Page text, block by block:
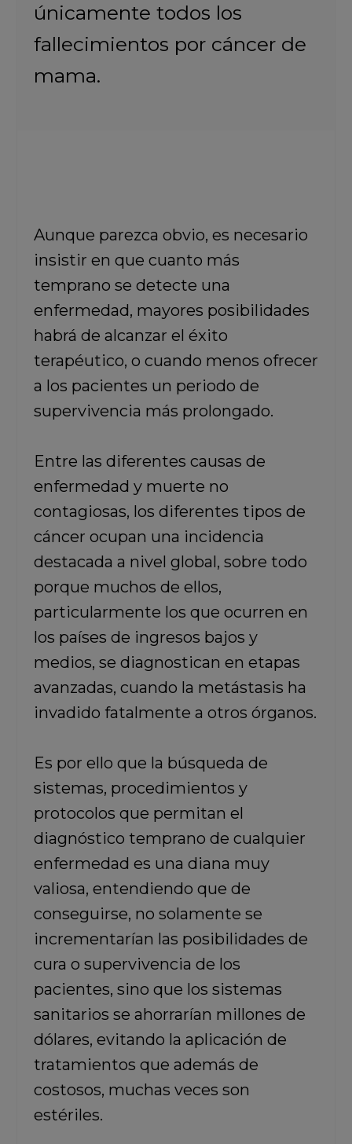
únicamente todos los
fallecimientos por cáncer de
mama.
Aunque parezca obvio, es necesario
insistir en que cuanto más
temprano se detecte una
enfermedad, mayores posibilidades
habrá de alcanzar el éxito
terapéutico, o cuando menos ofrecer
a los pacientes un periodo de
supervivencia más prolongado.
Entre las diferentes causas de
enfermedad y muerte no
contagiosas, los diferentes tipos de
cáncer ocupan una incidencia
destacada a nivel global, sobre todo
porque muchos de ellos,
particularmente los que ocurren en
los países de ingresos bajos y
medios, se diagnostican en etapas
avanzadas, cuando la metástasis ha
invadido fatalmente a otros órganos.
Es por ello que la búsqueda de
sistemas, procedimientos y
protocolos que permitan el
diagnóstico temprano de cualquier
enfermedad es una diana muy
valiosa, entendiendo que de
conseguirse, no solamente se
incrementarían las posibilidades de
cura o supervivencia de los
pacientes, sino que los sistemas
sanitarios se ahorrarían millones de
dólares, evitando la aplicación de
tratamientos que además de
costosos, muchas veces son
estériles.